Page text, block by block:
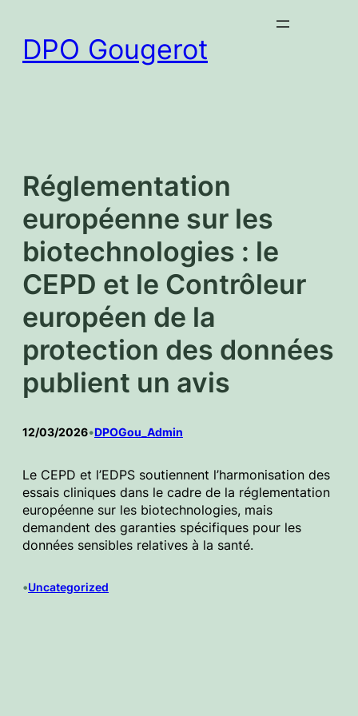
contenu
DPO Gougerot
Réglementation
européenne sur les
biotechnologies : le
CEPD et le Contrôleur
européen de la
protection des données
publient un avis
12/03/2026•DPOGou_Admin
Le CEPD et l’EDPS soutiennent l’harmonisation des
essais cliniques dans le cadre de la réglementation
européenne sur les biotechnologies, mais
demandent des garanties spécifiques pour les
données sensibles relatives à la santé.
•Uncategorized